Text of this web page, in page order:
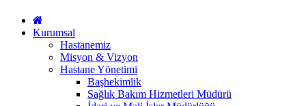
Kurumsal
Hastanemiz
Misyon & Vizyon
Hastane Yönetimi
Başhekimlik
Sağlık Bakım Hizmetleri Müdürü